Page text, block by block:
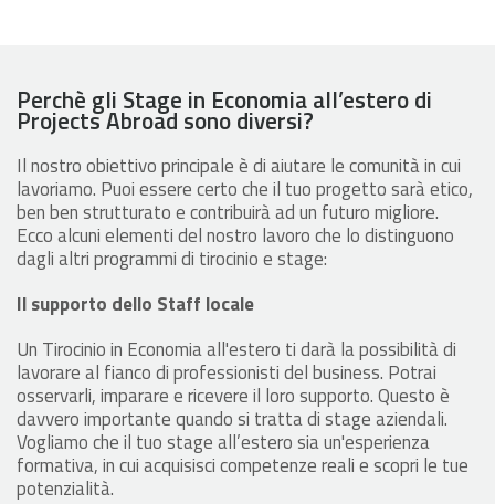
Perchè gli Stage in Economia all’estero di
Projects Abroad sono diversi?
Il nostro obiettivo principale è di aiutare le comunità in cui
lavoriamo. Puoi essere certo che il tuo progetto sarà etico,
ben ben strutturato e contribuirà ad un futuro migliore.
Ecco alcuni elementi del nostro lavoro che lo distinguono
dagli altri programmi di tirocinio e stage:
Il supporto dello Staff locale
Un Tirocinio in Economia all'estero ti darà la possibilità di
lavorare al fianco di professionisti del business. Potrai
osservarli, imparare e ricevere il loro supporto. Questo è
davvero importante quando si tratta di stage aziendali.
Vogliamo che il tuo stage all’estero sia un'esperienza
formativa, in cui acquisisci competenze reali e scopri le tue
potenzialità.